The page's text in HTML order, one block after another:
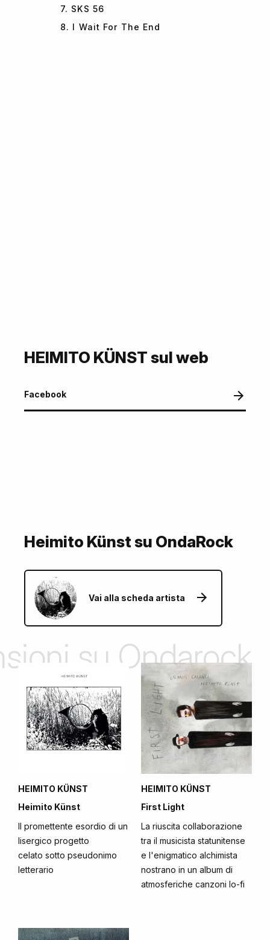
7. SKS 56
8. I Wait For The End
HEIMITO KÜNST sul web
Facebook
Heimito Künst su OndaRock
Vai alla scheda artista
su Ondarock
HEIMITO KÜNST
Heimito Künst
Il promettente esordio di un
lisergico progetto
celato sotto pseudonimo
letterario
HEIMITO KÜNST
First Light
La riuscita collaborazione
tra il musicista statunitense
e l'enigmatico alchimista
nostrano in un album di
atmosferiche canzoni lo-fi